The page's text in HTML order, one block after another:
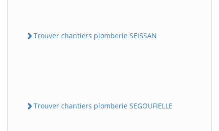
Trouver chantiers plomberie SEISSAN
Trouver chantiers plomberie SEGOUFIELLE